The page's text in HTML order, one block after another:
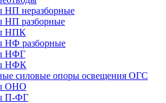
НП неразборные
НП разборные
НПК
НФ разборные
НФГ
НФК
силовые опоры освещения ОГС
ОНО
П-ФГ